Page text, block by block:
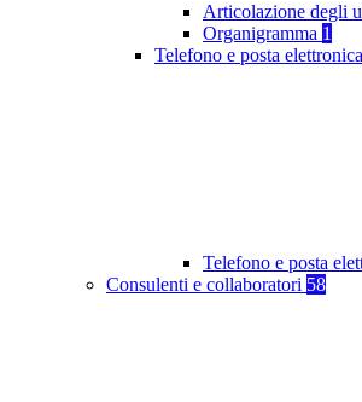
Articolazione degli
Organigramma 1
Telefono e posta elettronica
Telefono e posta
Consulenti e collaboratori 58